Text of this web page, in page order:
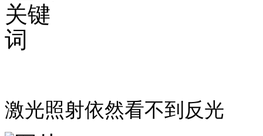
激光照射依然看不到反光